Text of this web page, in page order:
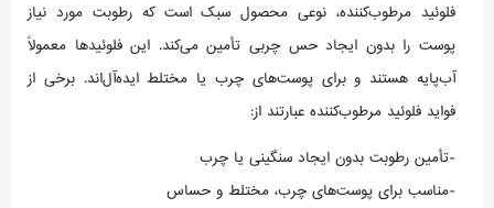
فلوئید مرطوب‌کننده، نوعی محصول سبک است که رطوبت مورد نیاز
پوست را بدون ایجاد حس چربی تأمین می‌کند. این فلوئیدها معمولاً
آب‌پایه هستند و برای پوست‌های چرب یا مختلط ایده‌آل‌اند. برخی از
فواید فلوئید مرطوب‌کننده عبارتند از:
-تأمین رطوبت بدون ایجاد سنگینی یا چرب
-مناسب برای پوست‌های چرب، مختلط و حساس